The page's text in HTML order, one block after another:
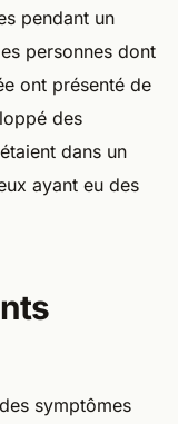
pendant un
personnes dont
ont présenté de
des
dans un
ayant eu des
symptômes